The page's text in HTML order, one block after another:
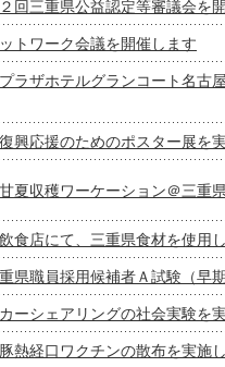
回三重県公益認定等審議会を
トワーク会議を開催します
ラザホテルグランコート名古
興応援のためのポスター展を
甘夏収穫ワーケーション＠三重
食店にて、三重県食材を使用
県職員採用候補者Ａ試験（早
ーシェアリングの社会実験を
熱経口ワクチンの散布を実施